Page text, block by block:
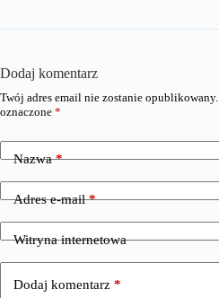
Dodaj komentarz
Twój adres email nie zostanie opublikowany.
oznaczone *
Nazwa*
Adres e-mail*
Witryna internetowa
Dodaj komentarz *